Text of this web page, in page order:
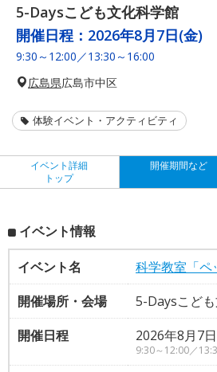
5-Daysこども文化科学館
開催日程： 2026年8月7日(金)
9:30～12:00／13:30～16:00
広島県広島市中区
体験イベント・アクティビティ
イベント詳細
トップ
開催期間など
イベント情報
イベント名
科学教室「ペ
開催場所・会場
5-Daysこど
開催日程
2026年8月7
9:30～12:00／